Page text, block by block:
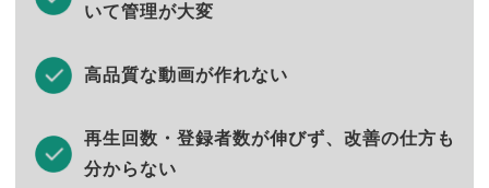
いて管理が大変
高品質な動画が作れない
再生回数・登録者数が伸びず、改善の仕方も
分からない